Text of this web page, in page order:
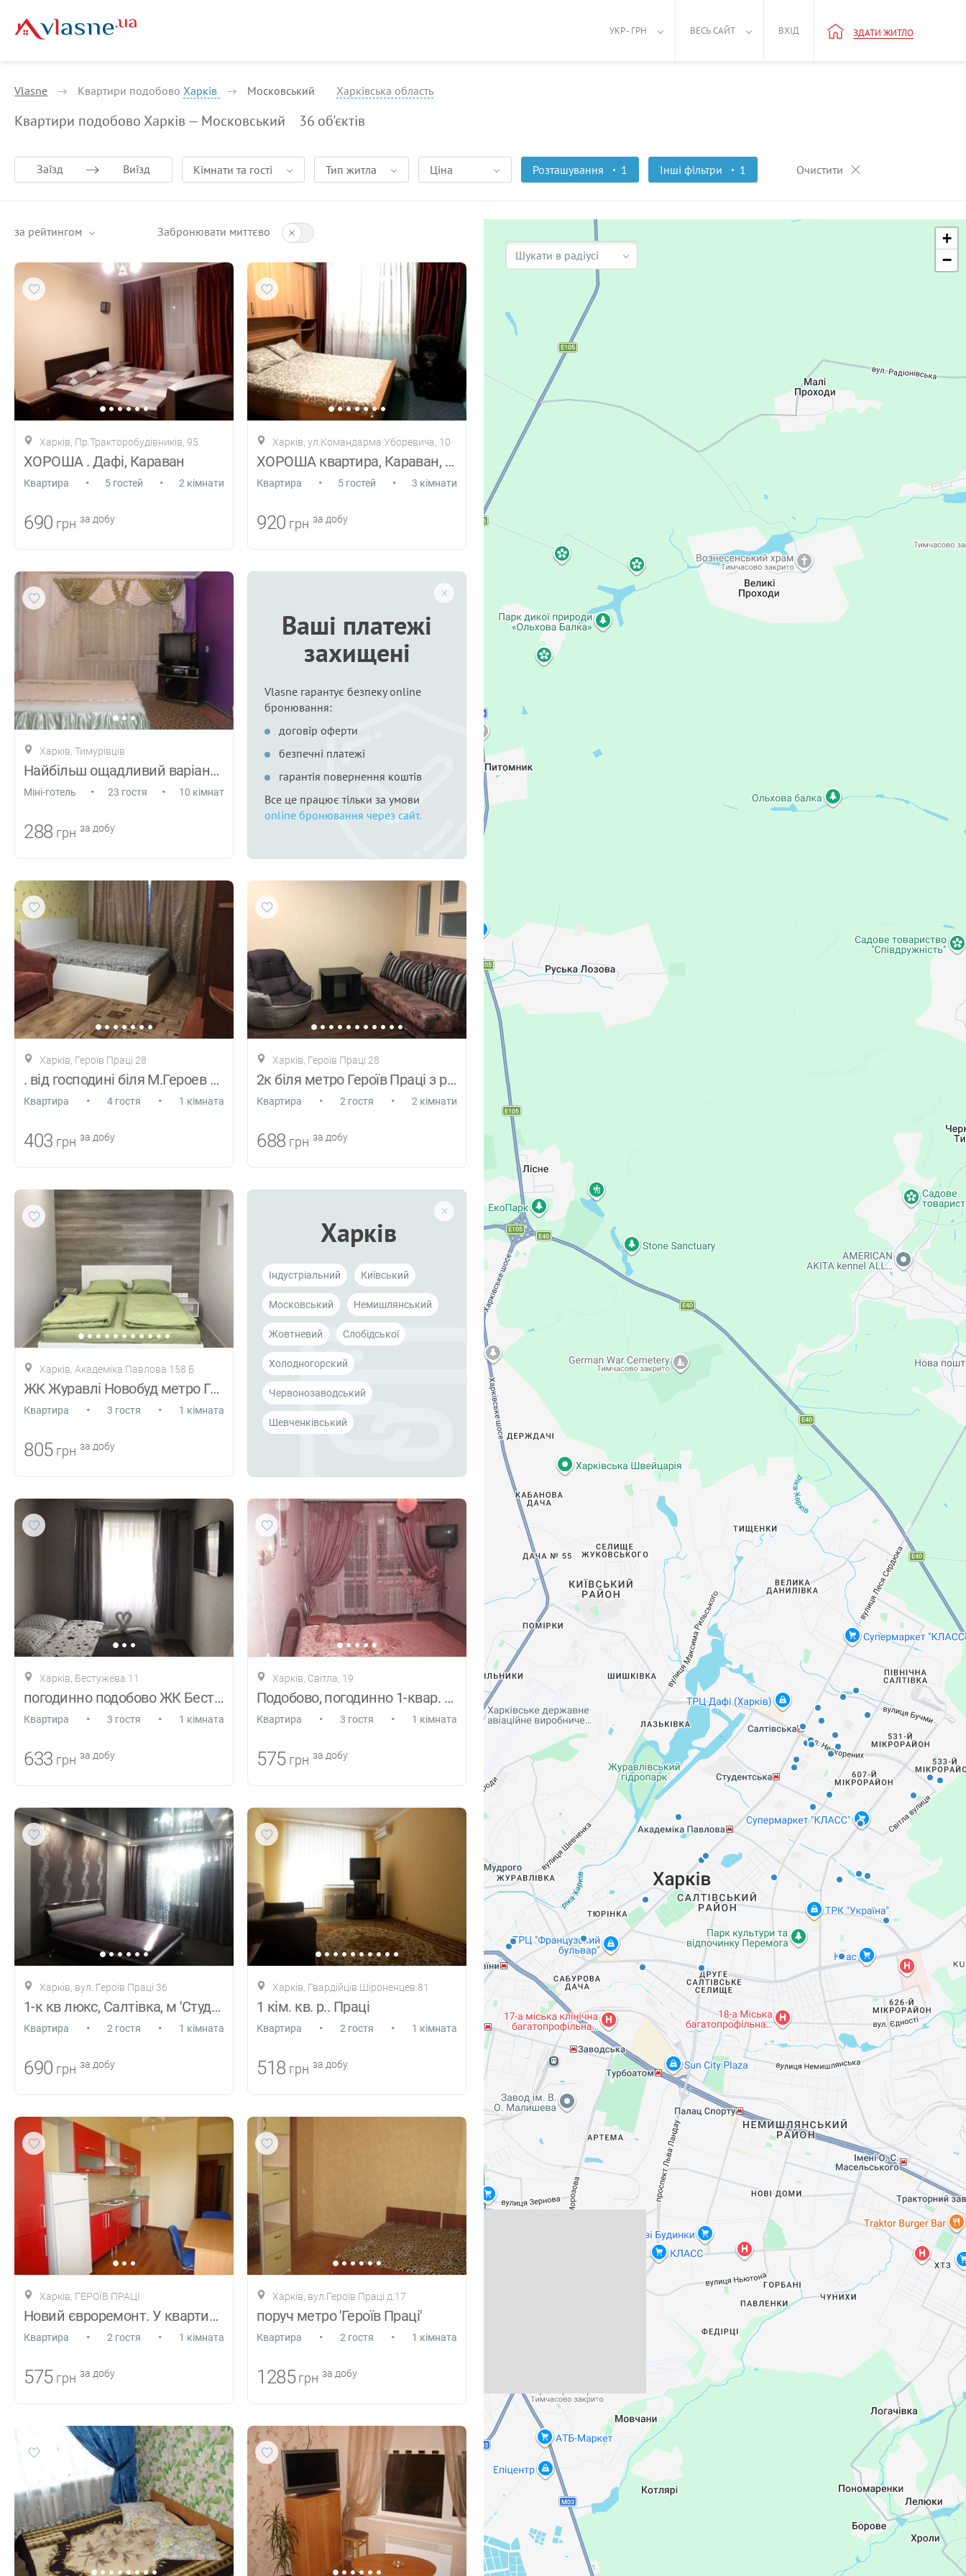
УКР - ГРН ВЕСЬ САЙТ ВХІД ЗДАТИ ЖИТЛО
Vlasne Квартири подобово Харків Московський Харківська область
Квартири подобово Харків — Московський 36 об'єктів
Заїзд Виїзд Кімнати та гості Тип житла Ціна Розташування 1 Інші фільтри 1 Очистити
за рейтингом Забронювати миттєво
Харків, Пр.Тракторобудівників, 95
ХОРОША . Дафі, Караван
Квартира • 5 гостей • 2 кімнати
690 грн за добу
Харків, ул.Командарма Уборевича, 10
ХОРОША квартира, Караван, Дафі.
Квартира • 5 гостей • 3 кімнати
920 грн за добу
Харків, Тимурівців
Найбільш ощадливий варіант проживання
Міні-готель • 23 гостя • 10 кімнат
288 грн за добу
Ваші платежі
захищені
Vlasne гарантує безпеку online
бронювання:
договір оферти
безпечні платежі
гарантія повернення коштів
Все це працює тільки за умови
online бронювання через сайт.
Харків, Героїв Праці 28
. від господині біля М.Героев Праці
Квартира • 4 гостя • 1 кімната
403 грн за добу
Харків, Героїв Праці 28
2к біля метро Героїв Праці з ремонтом
Квартира • 2 гостя • 2 кімнати
688 грн за добу
Харків, Академіка Павлова 158 Б
ЖК Журавлі Новобуд метро Героїв Праці
Квартира • 3 гостя • 1 кімната
805 грн за добу
Харків
Індустріальний Київський
Московський Немишлянський
Жовтневий Слобідської
Холодногорский
Червонозаводський
Шевченківський
Харків, Бестужева 11
погодинно подобово ЖК Бестужівські сади
Квартира • 3 гостя • 1 кімната
633 грн за добу
Харків, Світла, 19
Подобово, погодинно 1-квар. на Салтівці
Квартира • 3 гостя • 1 кімната
575 грн за добу
Харків, вул. Героїв Праці 36
1-к кв люкс, Салтівка, м 'Студентсь
Квартира • 2 гостя • 1 кімната
690 грн за добу
Харків, Гвардійців Шіроненцев 81
1 кім. кв. р.. Праці
Квартира • 2 гостя • 1 кімната
518 грн за добу
Харків, ГЕРОЇВ ПРАЦІ
Новий євроремонт. У квартирі є все
Квартира • 2 гостя • 1 кімната
575 грн за добу
Харків, вул.Героїв Праці д.17
поруч метро 'Героїв Праці'
Квартира • 2 гостя • 1 кімната
1285 грн за добу
Шукати в радіусі
+
−